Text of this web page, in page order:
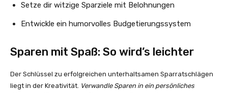
Setze dir witzige Sparziele mit Belohnungen
Entwickle ein humorvolles Budgetierungssystem
Sparen mit Spaß: So wird’s leichter
Der Schlüssel zu erfolgreichen unterhaltsamen Sparratschlägen
liegt in der Kreativität. Verwandle Sparen in ein persönliches